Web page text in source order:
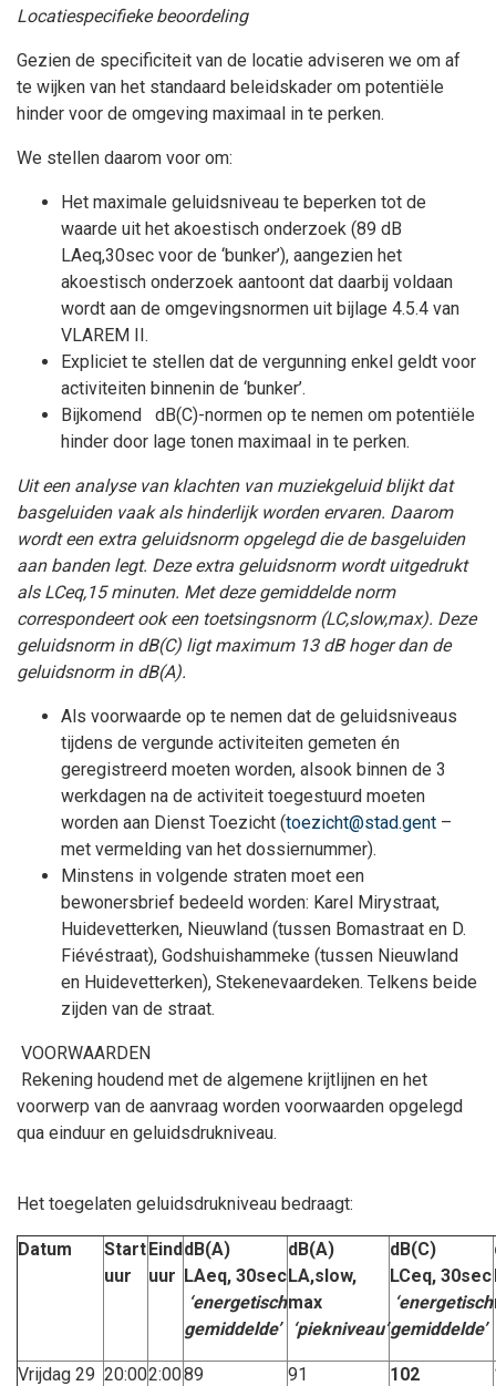
Locatiespecifieke beoordeling
Gezien de specificiteit van de locatie adviseren we om af
te wijken van het standaard beleidskader om potentiële
hinder voor de omgeving maximaal in te perken.
We stellen daarom voor om:
Het maximale geluidsniveau te beperken tot de
waarde uit het akoestisch onderzoek (89 dB
LAeq,30sec voor de ‘bunker’), aangezien het
akoestisch onderzoek aantoont dat daarbij voldaan
wordt aan de omgevingsnormen uit bijlage 4.5.4 van
VLAREM II.
Expliciet te stellen dat de vergunning enkel geldt voor
activiteiten binnenin de ‘bunker’.
Bijkomend dB(C)-normen op te nemen om potentiële
hinder door lage tonen maximaal in te perken.
Uit een analyse van klachten van muziekgeluid blijkt dat
basgeluiden vaak als hinderlijk worden ervaren. Daarom
wordt een extra geluidsnorm opgelegd die de basgeluiden
aan banden legt. Deze extra geluidsnorm wordt uitgedrukt
als LCeq,15 minuten. Met deze gemiddelde norm
correspondeert ook een toetsingsnorm (LC,slow,max). Deze
geluidsnorm in dB(C) ligt maximum 13 dB hoger dan de
geluidsnorm in dB(A).
Als voorwaarde op te nemen dat de geluidsniveaus
tijdens de vergunde activiteiten gemeten én
geregistreerd moeten worden, alsook binnen de 3
werkdagen na de activiteit toegestuurd moeten
worden aan Dienst Toezicht (toezicht@stad.gent –
met vermelding van het dossiernummer).
Minstens in volgende straten moet een
bewonersbrief bedeeld worden: Karel Mirystraat,
Huidevetterken, Nieuwland (tussen Bomastraat en D.
Fiévéstraat), Godshuishammeke (tussen Nieuwland
en Huidevetterken), Stekenevaardeken. Telkens beide
zijden van de straat.
VOORWAARDEN
Rekening houdend met de algemene krijtlijnen en het
voorwerp van de aanvraag worden voorwaarden opgelegd
qua einduur en geluidsdrukniveau.
Het toegelaten geluidsdrukniveau bedraagt:
Datum
Start
uur
Eind
uur
dB(A)
LAeq, 30sec
‘energetisch
gemiddelde’
dB(A)
LA,slow,
max
‘piekniveau’
dB(C)
LCeq, 30sec
‘energetisch
gemiddelde’
Vrijdag 29 20:002:0089 91 102